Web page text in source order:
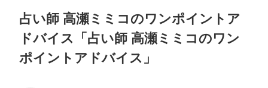
占い師 高瀬ミミコのワンポイントア
ドバイス「占い師 高瀬ミミコのワン
ポイントアドバイス」